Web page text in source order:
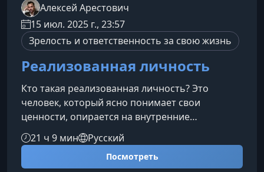
Алексей Арестович
15 июл. 2025 г., 23:57
Зрелость и ответственность за свою жизнь
Реализованная личность
Кто такая реализованная личность? Это
человек, который ясно понимает свои
ценности, опирается на внутренние
ориентиры и не боится быть собой — даже
когда общество требует обратного. В этом
модуле вы разберёте, как выходить из чужих
21 ч 9 мин Русский
Посмотреть